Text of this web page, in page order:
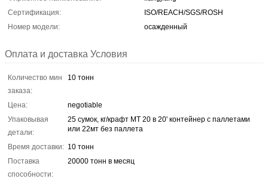
Сертификация:
ISO/REACH/SGS/ROSH
Номер модели:
осажденный
Оплата и доставка Условия
Количество мин
заказа:
10 тонн
Цена:
negotiable
Упаковывая
детали:
25 сумок, кг/крафт МТ 20 в 20' контейнер с паллетами
или 22мт без паллета
Время доставки: 10 тонн
Поставка
способности:
20000 тонн в месяц